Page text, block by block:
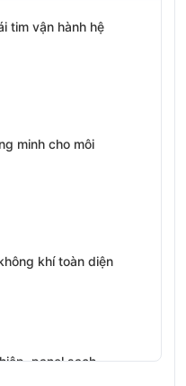
tim vận hành hệ
minh cho môi
khí toàn diện
panel sạch,